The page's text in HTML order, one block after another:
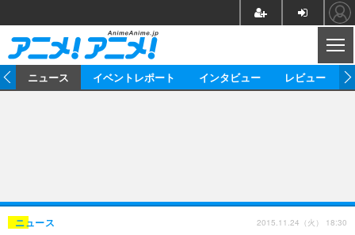
ニュース イベントレポート インタビュー レビュー
ニュース 2015.11.24（火） 18:30